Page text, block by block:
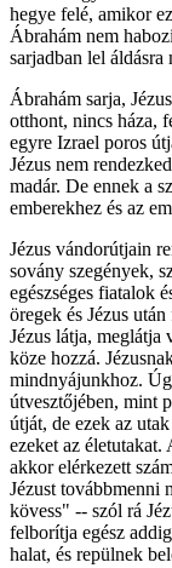
hegye felé, amikor
Ábrahám nem
sarjadban lel
Ábrahám sarja,
otthont, nincs háza,
egyre Izrael poros
Jézus nem
madár. De ennek a
emberekhez és az
Jézus vándorútjain
sovány szegények,
egészséges fiatalok
öregek és Jézus
Jézus látja,
köze hozzá.
mindnyájunkhoz.
útvesztőjében, mint
útját, de ezek az
ezeket az életutakat.
akkor elérkezett
Jézust továbbmenni
kövess" -- szól rá
felborítja egész
halat, és repülnek